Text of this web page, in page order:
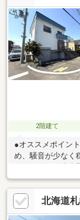
しに便利♪■バス停
クセス良好♪
2階建て
●オススメポイン
め、騒音が少なく
お買い物を済ませ
日の通学も安心感
距離感が魅力です
り、自然豊かな住
北海道